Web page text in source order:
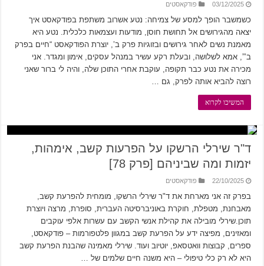
03/12/2025 פודקאסטים
כשמשבר הופך למסע של צמיחה: נטע אשרוב משתפת בפודקאסט איך
יצאה מהגירושים אל תחושת חוסן, מודעות ועצמאות כלכלית. נטע היא
מאמנת נשים לאחר גירושים ובזוגיות פרק ב’, יוצרת הפודקאסט “חיים בפרק
ב’”, אמא לשלושה, ובעלת רקע עשיר במנהל עסקים, אימון ומגדר. אני
מכירה את נטע כבר תקופה, עוקבת אחרי התוכן שלה, והיה לי ברור שאני
רוצה להביא אותה לפרק, גם …
המשיכו לקרוא
ד"ר שירלי הרשקו על הפרעות קשב, אימהות,
יזמות ומה שביניהם [פרק 78]
22/10/2025 פודקאסטים
בפרק זה אני מארחת את ד"ר שירלי הרשקו, מומחית להפרעת קשב,
מאבחנת, מטפלת, חוקרת באוניברסיטה העברית, סופרת, מרצה ויוצרת
תוכן.שירלי מובילה את קהילת אנשי הקשב עם עשרות אלפי עוקבים
ומאזינים, מפיצה ידע על הפרעת קשב במגוון פלטפורמות – פודקאסט,
ספרים, קבוצות וואטסאפ, יוטיוב ועוד. שירלי מאמינה שהבנת הפרעת קשב
היא לא רק כלי טיפולי – היא משנה חיים שלמים של …